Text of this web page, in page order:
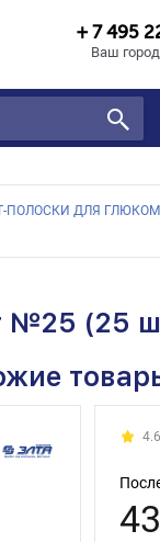
+ 7 495
Ваш
ПОЛОСКИ ДЛЯ
№25 (25
4.6